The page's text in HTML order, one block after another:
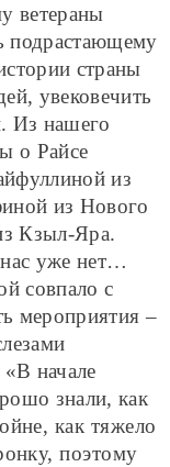
ветераны
подрастающему
страны
увековечить
Из нашего
о Райсе
из
из Нового
Кзыл-Яра.
уже нет…
совпало с
мероприятия –
начале
знали, как
как тяжело
поэтому